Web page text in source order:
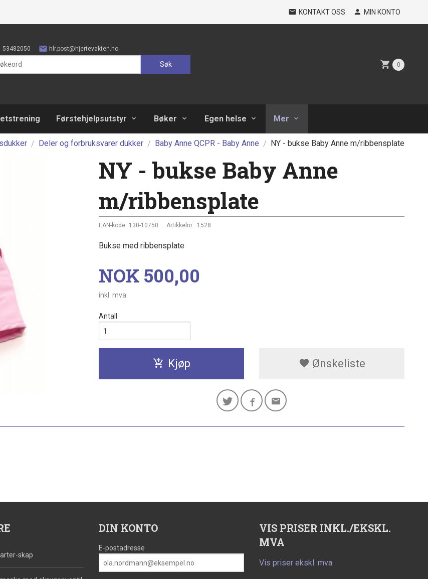
KONTAKT OSS MIN KONTO
53482050 hlr.post@hjertevakten.no
Søk 0
Førstehjelpsutstyr Bøker Egen helse Mer
Deler og forbruksvarer dukker Baby Anne QCPR - Baby Anne NY - bukse Baby Anne m/ribbensplate
NY - bukse Baby Anne
m/ribbensplate
EAN-kode: 130-10750 Artikkelnr.: 1528
Bukse med ribbensplate
Pris
NOK 500,00
inkl. mva.
Antall
Kjøp Ønskeliste
skap
DIN KONTO
E-postadresse
VIS PRISER INKL./EKSKL.
MVA
Vis priser ekskl. mva.